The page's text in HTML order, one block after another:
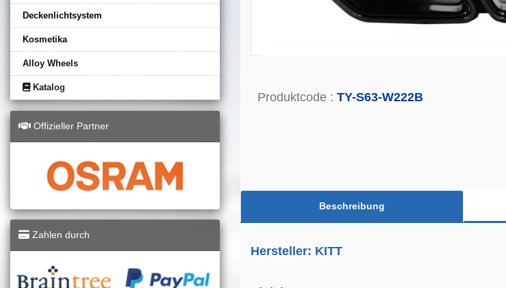
Deckenlichtsystem
Kosmetika
Alloy Wheels
Katalog
Offizieller Partner
Zahlen durch
Produktcode : TY-S63-W222B
Beschreibung
Hersteller: KITT